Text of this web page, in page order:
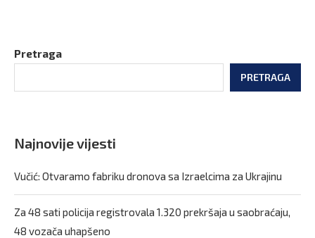
Pretraga
PRETRAGA
Najnovije vijesti
Vučić: Otvaramo fabriku dronova sa Izraelcima za Ukrajinu
Za 48 sati policija registrovala 1.320 prekršaja u saobraćaju,
48 vozača uhapšeno